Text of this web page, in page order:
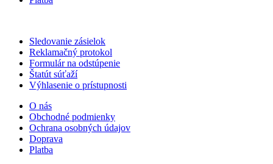
Sledovanie zásielok
Reklamačný protokol
Formulár na odstúpenie
Štatút súťaží
Výhlasenie o prístupnosti
O nás
Obchodné podmienky
Ochrana osobných údajov
Doprava
Platba